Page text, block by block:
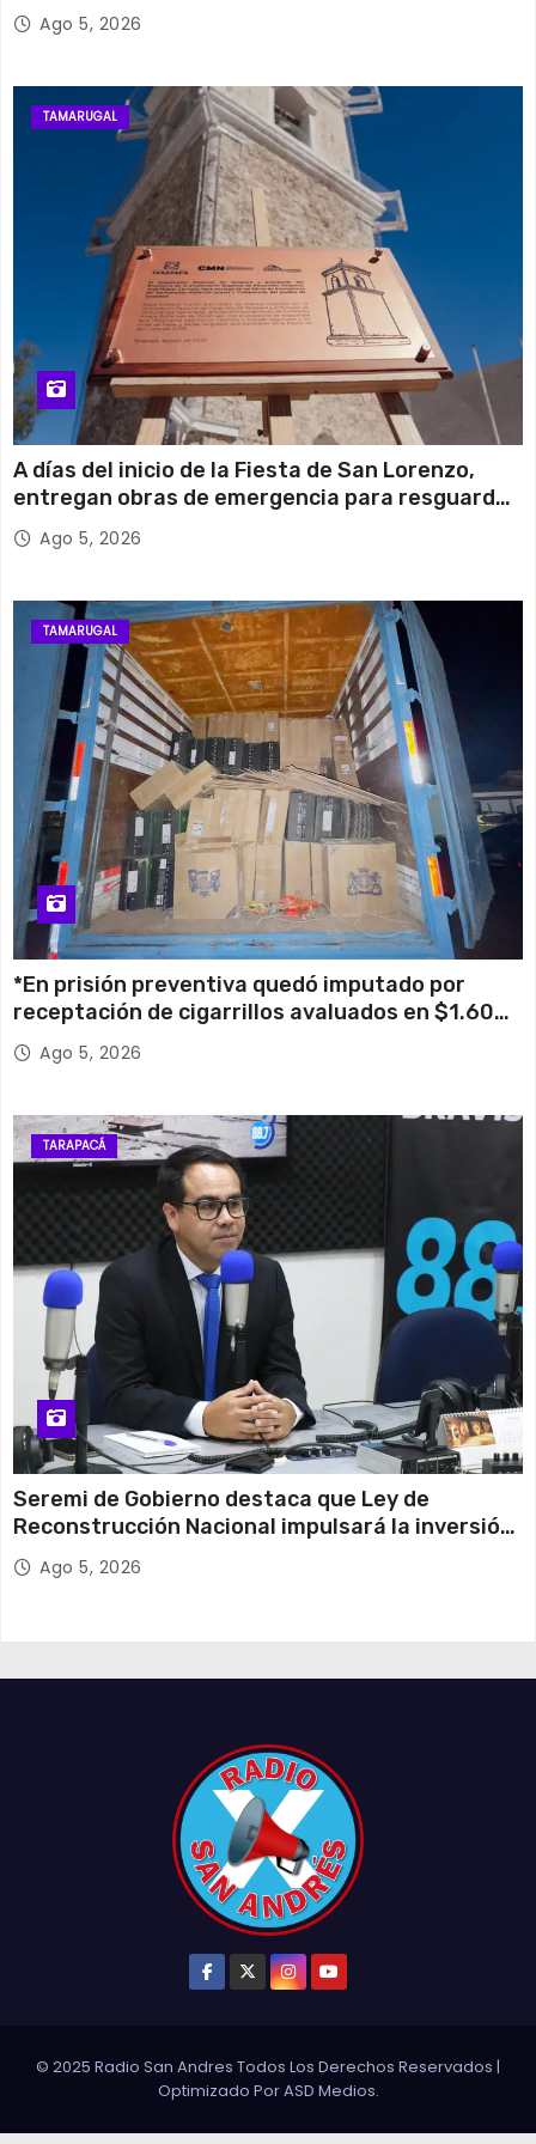
retiro de cables en desuso en Iquique
Ago 5, 2026
TAMARUGAL
A días del inicio de la Fiesta de San Lorenzo,
entregan obras de emergencia para resguardar
su histórico campanario
Ago 5, 2026
TAMARUGAL
*En prisión preventiva quedó imputado por
receptación de cigarrillos avaluados en $1.600
millones*
Ago 5, 2026
TARAPACÁ
Seremi de Gobierno destaca que Ley de
Reconstrucción Nacional impulsará la inversión
y el empleo en Tarapacá
Ago 5, 2026
© 2025 Radio San Andres Todos Los Derechos Reservados |
Optimizado PorASD Medios.